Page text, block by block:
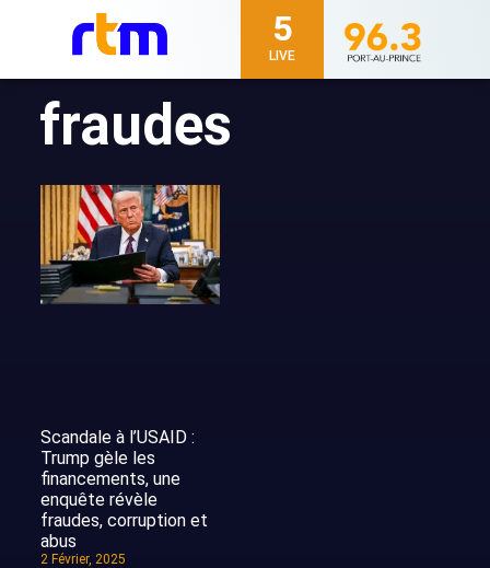
5
LIVE
fraudes
Scandale à l’USAID :
Trump gèle les
financements, une
enquête révèle
fraudes, corruption et
abus
2 Février, 2025